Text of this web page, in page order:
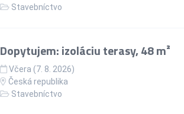
Stavebníctvo
Dopytujem: izoláciu terasy, 48 m²
Včera (7. 8. 2026)
Česká republika
Stavebníctvo